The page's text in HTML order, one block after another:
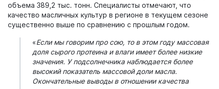
объема 389,2 тыс. тонн. Специалисты отмечают, что
качество масличных культур в регионе в текущем сезоне
существенно выше по сравнению с прошлым годом.
«Если мы говорим про сою, то в этом году массовая
доля сырого протеина и влаги имеет более низкие
значения. У подсолнечника наблюдается более
высокий показатель массовой доли масла.
Окончательные выводы в отношении качества